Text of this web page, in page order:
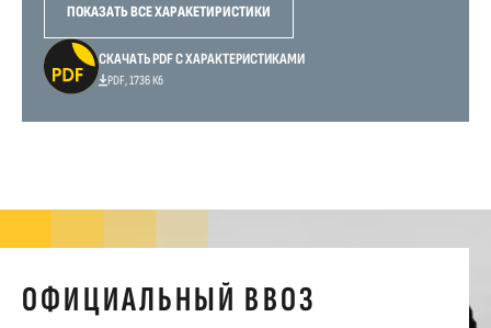
ПОКАЗАТЬ ВСЕ ХАРАКЕТИРИСТИКИ
СКАЧАТЬ PDF С ХАРАКТЕРИСТИКАМИ
PDF, 1736 Кб
ОФИЦИАЛЬНЫЙ ВВОЗ